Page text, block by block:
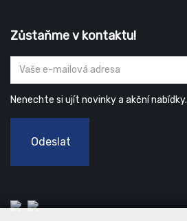
Zůstaňme v kontaktu!
Nenechte si ujít novinky a akční nabídky.
Odeslat